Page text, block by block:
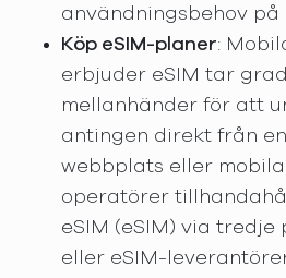
användningsbehov på
Köp eSIM-planer:
erbjuder eSIM tar
mellanhänder för att
antingen direkt från
webbplats eller
operatörer
eSIM (eSIM) via
eller eSIM-